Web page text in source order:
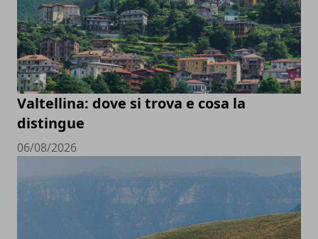
Valtellina: dove si trova e cosa la
distingue
06/08/2026